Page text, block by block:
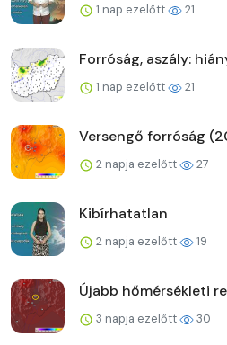
1 nap ezelőtt 21
Forróság, aszály:
1 nap ezelőtt 21
Versengő forróság
2 napja ezelőtt 27
Kibírhatatlan
2 napja ezelőtt 19
Újabb hőmérsékleti
3 napja ezelőtt 30